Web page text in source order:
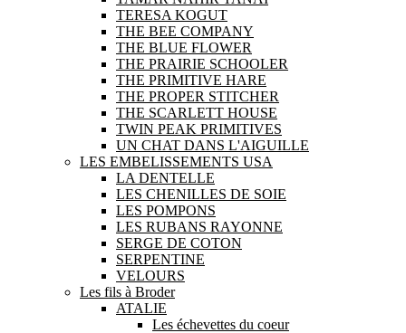
TERESA KOGUT
THE BEE COMPANY
THE BLUE FLOWER
THE PRAIRIE SCHOOLER
THE PRIMITIVE HARE
THE PROPER STITCHER
THE SCARLETT HOUSE
TWIN PEAK PRIMITIVES
UN CHAT DANS L'AIGUILLE
LES EMBELISSEMENTS USA
LA DENTELLE
LES CHENILLES DE SOIE
LES POMPONS
LES RUBANS RAYONNE
SERGE DE COTON
SERPENTINE
VELOURS
Les fils à Broder
ATALIE
Les échevettes du coeur